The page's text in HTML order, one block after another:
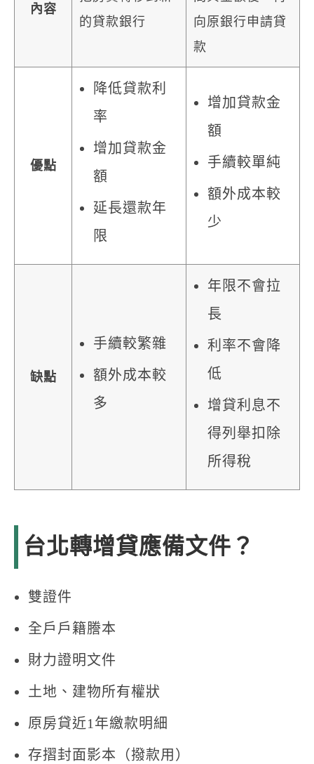
內容
的貸款銀行
向原銀行申請貸
款
優點
降低貸款利
率
增加貸款金
額
延長還款年
限
增加貸款金
額
手續較單純
額外成本較
少
缺點
手續較繁雜
額外成本較
多
年限不會拉
長
利率不會降
低
增貸利息不
得列舉扣除
所得稅
台北轉增貸應備文件？
雙證件
全戶戶籍謄本
財力證明文件
土地、建物所有權狀
原房貸近1年繳款明細
存摺封面影本（撥款用）